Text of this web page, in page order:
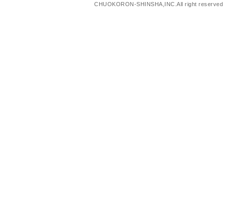
CHUOKORON-SHINSHA,INC.All right reserved